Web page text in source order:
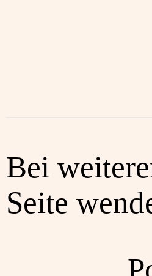
Bei
Seite